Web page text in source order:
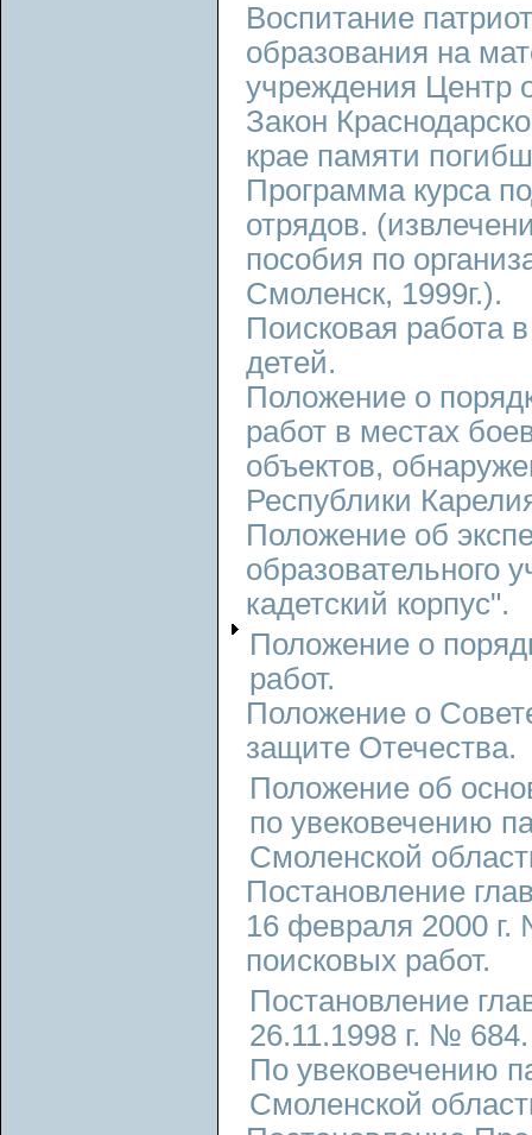
Воспитание
образования на
учреждения Центр
Закон
крае памяти
Программа курса
отрядов.
пособия по
Смоленск, 1999г.).
Поисковая работа
детей.
Положение о
работ в местах
объектов,
Республики
Положение об
образовательного
кадетский корпус".
Положение о
работ.
Положение о
защите Отечества.
Положение об
по увековечению
Смоленской
Постановление
16 февраля 2000 г.
поисковых работ.
Постановление
26.11.1998 г. №
По увековечению
Смоленской